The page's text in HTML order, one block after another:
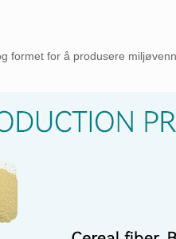
formet for å produsere